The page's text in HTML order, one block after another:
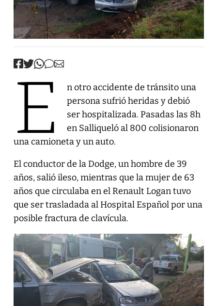
E
n otro accidente de tránsito una
persona sufrió heridas y debió
ser hospitalizada. Pasadas las 8h
en Salliqueló al 800 colisionaron
una camioneta y un auto.
El conductor de la Dodge, un hombre de 39
años, salió ileso, mientras que la mujer de 63
años que circulaba en el Renault Logan tuvo
que ser trasladada al Hospital Español por una
posible fractura de clavícula.